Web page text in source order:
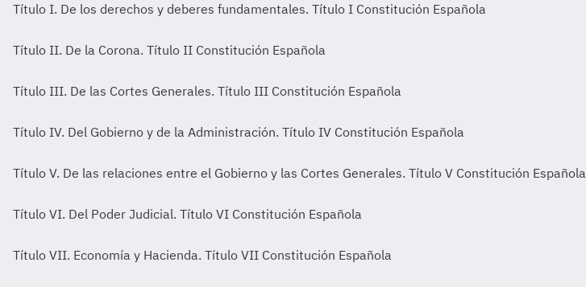
Título I. De los derechos y deberes fundamentales. Título I Constitución Española
Título II. De la Corona. Título II Constitución Española
Título III. De las Cortes Generales. Título III Constitución Española
Título IV. Del Gobierno y de la Administración. Título IV Constitución Española
Título V. De las relaciones entre el Gobierno y las Cortes Generales. Título V Constitución Española
Título VI. Del Poder Judicial. Título VI Constitución Española
Título VII. Economía y Hacienda. Título VII Constitución Española